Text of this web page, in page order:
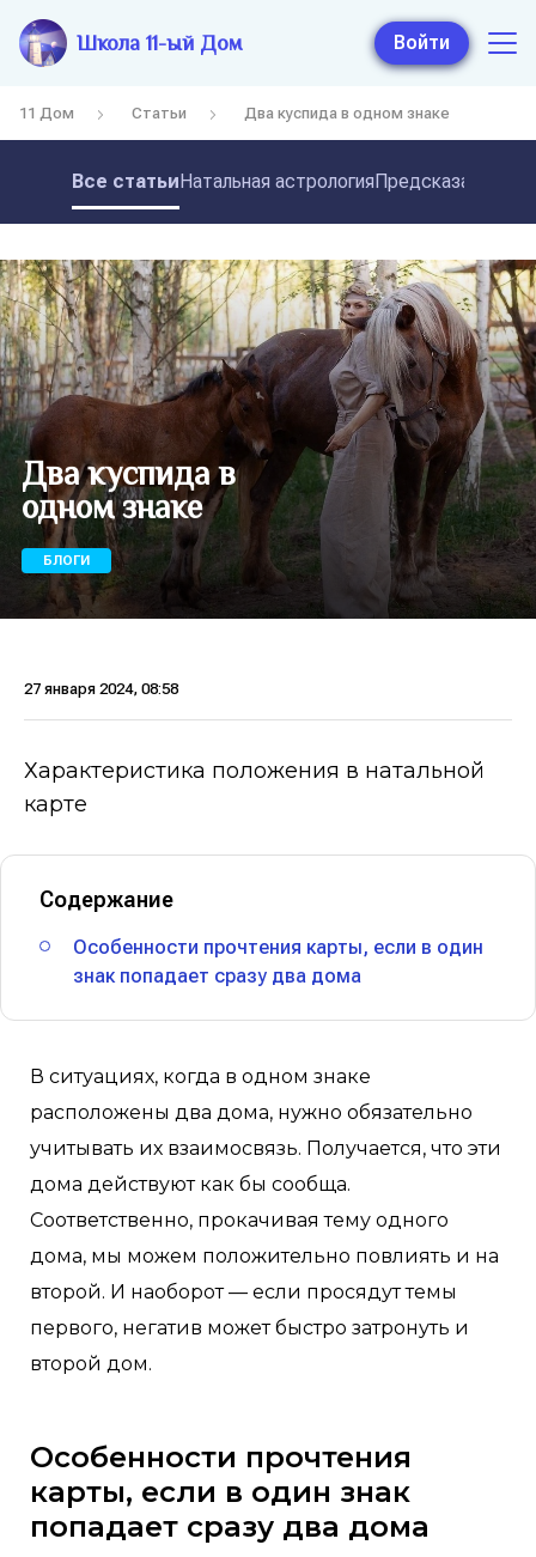
Школа 11-ый Дом Войти
11 Дом Статьи Два куспида в одном знаке
Все статьиНатальная астрология
Два куспида в
одном знаке
БЛОГИ
27 января 2024, 08:58
Характеристика положения в натальной
карте
Содержание
Особенности прочтения карты, если в один
знак попадает сразу два дома
В ситуациях, когда в одном знаке
расположены два дома, нужно обязательно
учитывать их взаимосвязь. Получается, что эти
дома действуют как бы сообща.
Соответственно, прокачивая тему одного
дома, мы можем положительно повлиять и на
второй. И наоборот — если просядут темы
первого, негатив может быстро затронуть и
второй дом.
Особенности прочтения
карты, если в один знак
попадает сразу два дома